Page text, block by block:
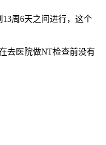
周6天之间进行，这个
去医院做NT检查前没有